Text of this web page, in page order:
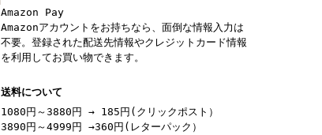
Amazon Pay
Amazonアカウントをお持ちなら、面倒な情報入力は
不要。登録された配送先情報やクレジットカード情報
を利用してお買い物できます。
送料について
1080円～3880円 → 185円(クリックポスト）
3890円～4999円 →360円(レターパック）